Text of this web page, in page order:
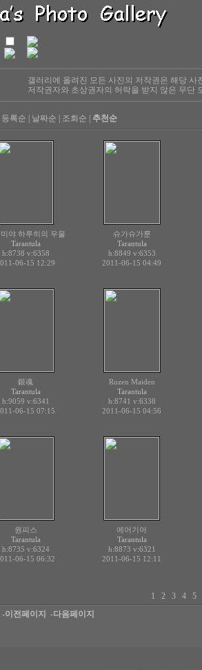
갤러리에 올려진 모든 사진의 저작권은 해당
저작권자와 초상권자의 허락을 받지 않은 무단
등록순 날짜순 조회순 추천순
야 하루히의 우울
Tarantula
h:8738 v:6358
06-15 12:29
슈가슈가룬
Tarantula
h:8849 v:6353
2011-06-15 04:49
銀魂
Tarantula
h:9059 v:6341
06-15 07:15
Rozen Maiden
Tarantula
h:8741 v:6338
2011-06-15 04:56
원피스
Tarantula
h:8735 v:6324
06-15 06:32
에어기어
Tarantula
h:8873 v:6321
2011-06-15 12:11
1 2 3 4 5
-이전페이지 -다음페이지